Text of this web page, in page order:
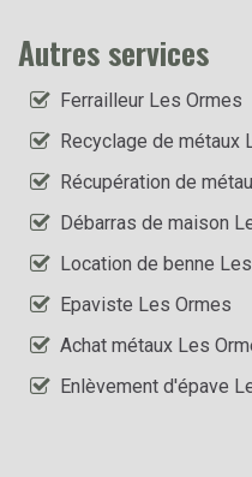
Autres services
Ferrailleur Les Ormes
Recyclage de métaux
Récupération de
Débarras de maison
Location de benne
Epaviste Les Ormes
Achat métaux Les
Enlèvement d'épave